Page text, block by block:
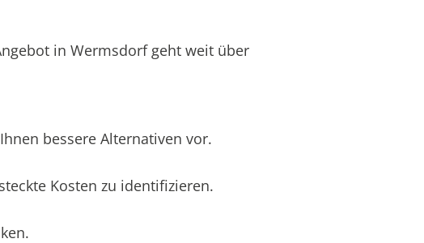
in Wermsdorf geht weit über
bessere Alternativen vor.
Kosten zu identifizieren.